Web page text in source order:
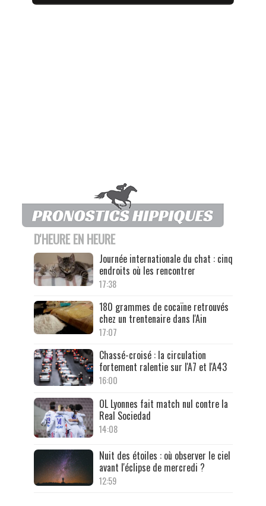
D'HEURE EN HEURE
Journée internationale du chat : cinq
endroits où les rencontrer
17:38
180 grammes de cocaïne retrouvés
chez un trentenaire dans l'Ain
17:07
Chassé-croisé : la circulation
fortement ralentie sur l'A7 et l'A43
16:00
OL Lyonnes fait match nul contre la
Real Sociedad
14:08
Nuit des étoiles : où observer le ciel
avant l'éclipse de mercredi ?
12:59